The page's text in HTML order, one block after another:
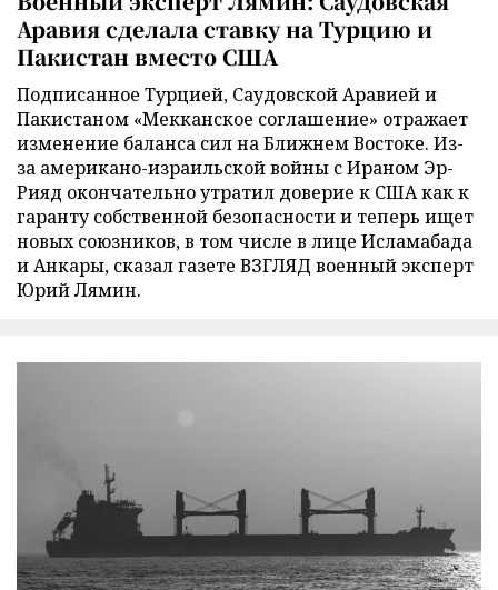
Аравия сделала ставку на Турцию и
Пакистан вместо США
Подписанное Турцией, Саудовской Аравией и
Пакистаном «Мекканское соглашение» отражает
изменение баланса сил на Ближнем Востоке. Из-
за американо-израильской войны с Ираном Эр-
Рияд окончательно утратил доверие к США как к
гаранту собственной безопасности и теперь ищет
новых союзников, в том числе в лице Исламабада
и Анкары, сказал газете ВЗГЛЯД военный эксперт
Юрий Лямин.